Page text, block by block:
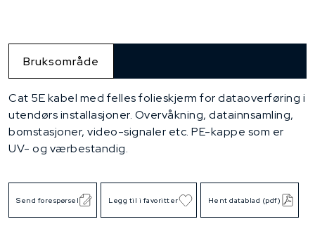
Bruksområde
Cat 5E kabel med felles folieskjerm for dataoverføring i
utendørs installasjoner. Overvåkning, datainnsamling,
bomstasjoner, video-signaler etc. PE-kappe som er
UV- og værbestandig.
Send forespørsel Legg til i favoritter Hent datablad (pdf)